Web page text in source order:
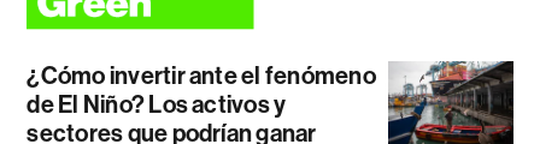
¿Cómo invertir ante el fenómeno
de El Niño? Los activos y
sectores que podrían ganar